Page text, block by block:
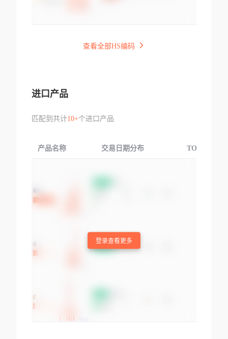
查看全部HS编码
进口产品
匹配到共计10+个进口产品
产品名称 交易日期分布 TOP3交易国
登录查看更多